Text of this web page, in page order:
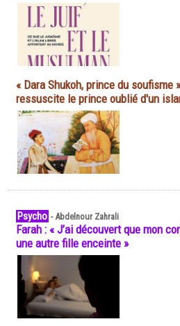
« Dara Shukoh, prince du soufisme
ressuscite le prince oublié d'un
Psycho -Abdelnour Zahrali
Farah : « J’ai découvert que mon
une autre fille enceinte »